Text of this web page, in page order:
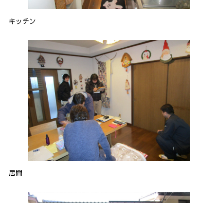
キッチン
居間